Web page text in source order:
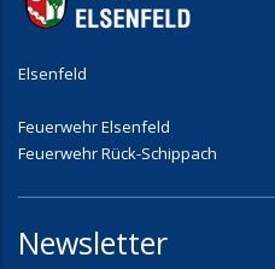
Elsenfeld
Feuerwehr Elsenfeld
Feuerwehr Rück-Schippach
Newsletter